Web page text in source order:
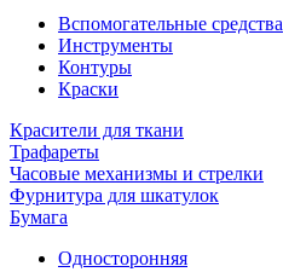
Вспомогательные средства
Инструменты
Контуры
Краски
Красители для ткани
Трафареты
Часовые механизмы и стрелки
Фурнитура для шкатулок
Бумага
Односторонняя